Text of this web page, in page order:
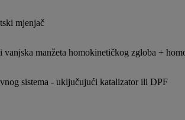
mjenjač
manžeta homokinetičkog zgloba +
sistema - uključujući katalizator ili DPF